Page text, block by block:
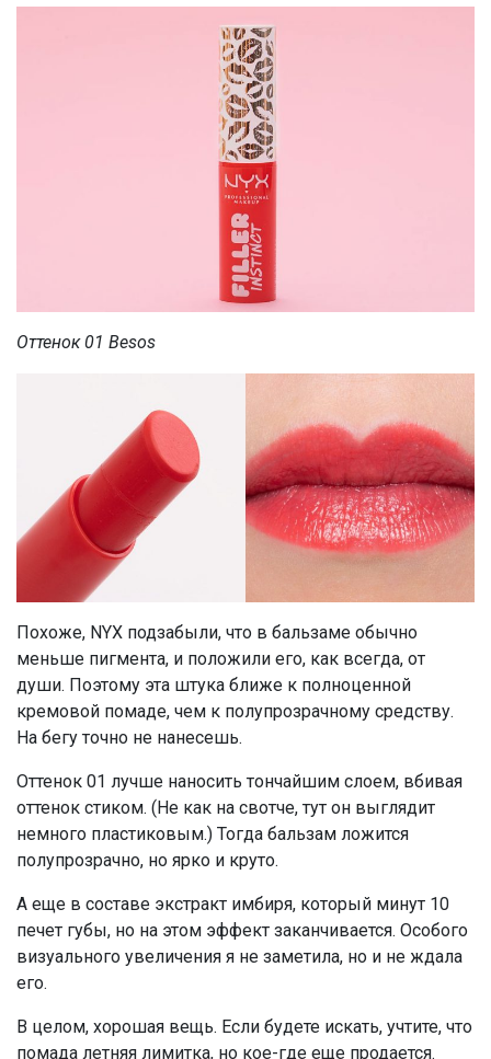
Оттенок 01 Besos
Похоже, NYX подзабыли, что в бальзаме обычно
меньше пигмента, и положили его, как всегда, от
души. Поэтому эта штука ближе к полноценной
кремовой помаде, чем к полупрозрачному средству.
На бегу точно не нанесешь.
Оттенок 01 лучше наносить тончайшим слоем, вбивая
оттенок стиком. (Не как на свотче, тут он выглядит
немного пластиковым.) Тогда бальзам ложится
полупрозрачно, но ярко и круто.
А еще в составе экстракт имбиря, который минут 10
печет губы, но на этом эффект заканчивается. Особого
визуального увеличения я не заметила, но и не ждала
его.
В целом, хорошая вещь. Если будете искать, учтите, что
помада летняя лимитка, но кое-где еще продается.